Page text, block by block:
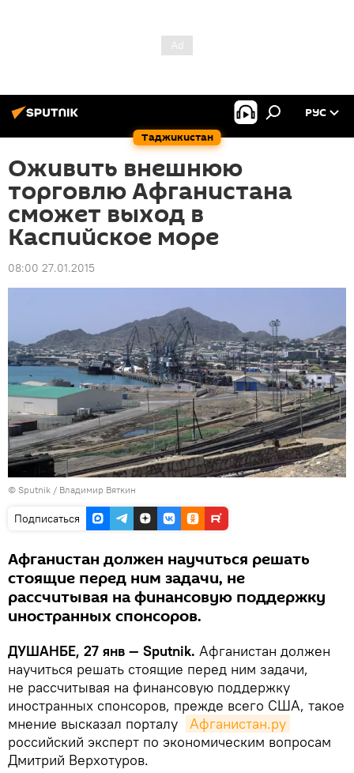
Таджикистан
РУС
Оживить внешнюю
торговлю Афганистана
сможет выход в
Каспийское море
08:00 27.01.2015
© Sputnik / Владимир Вяткин
Подписаться
Афганистан должен научиться решать
стоящие перед ним задачи, не
рассчитывая на финансовую поддержку
иностранных спонсоров.
ДУШАНБЕ, 27 янв — Sputnik. Афганистан должен
научиться решать стоящие перед ним задачи,
не рассчитывая на финансовую поддержку
иностранных спонсоров, прежде всего США, такое
мнение высказал порталу
Афганистан.ру
российский эксперт по экономическим вопросам
Дмитрий Верхотуров.